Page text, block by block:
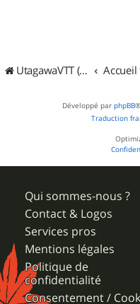
UtagawaVTT (Randos VTT et VTTAE avec traces GPS)
Développé par phpBB
Traduction
Qui sommes-nous ?
Contact & Logos
Services pros
Mentions légales
Politique de
confidentialité
Consentement /